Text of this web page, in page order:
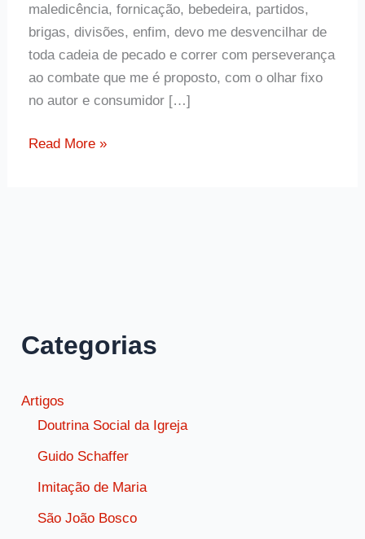
maledicência, fornicação, bebedeira, partidos,
brigas, divisões, enfim, devo me desvencilhar de
toda cadeia de pecado e correr com perseverança
ao combate que me é proposto, com o olhar fixo
no autor e consumidor […]
Ensinamento
pecado
Read More »
Categorias
Artigos
Doutrina Social da Igreja
Guido Schaffer
Imitação de Maria
São João Bosco